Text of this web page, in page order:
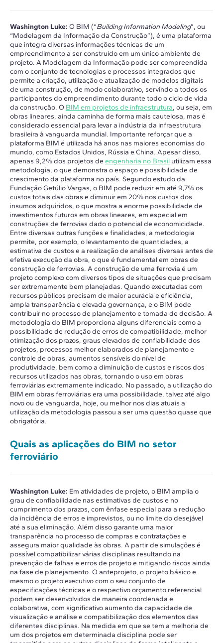
Washington Luke: O BIM (“Building Information Modeling”, ou
“Modelagem da Informação da Construção”), é uma plataforma
que integra diversas informações técnicas de um
empreendimento a ser construído em um único ambiente de
projeto. A Modelagem da Informação pode ser compreendida
com o conjunto de tecnologias e processos integrados que
permite a criação, utilização e atualização de modelos digitais
de uma construção, de modo colaborativo, servindo a todos os
participantes do empreendimento durante todo o ciclo de vida
da construção. O BIM em projetos de infraestrutura, ou seja, em
obras lineares, ainda caminha de forma mais cautelosa, mas é
considerado essencial para levar a indústria da infraestrutura
brasileira à vanguarda mundial. Importante reforçar que a
plataforma BIM é utilizada há anos nas maiores economias do
mundo, como Estados Unidos, Rússia e China. Apesar disso,
apenas 9,2% dos projetos de engenharia no Brasil utilizam essa
metodologia, o que demonstra o espaço e possibilidade de
crescimento da plataforma no país. Segundo estudo da
Fundação Getúlio Vargas, o BIM pode reduzir em até 9,7% os
custos totais das obras e diminuir em 20% nos custos dos
insumos adquiridos, o que mostra a enorme possibilidade de
investimentos futuros em obras lineares, em especial em
construções de ferrovias dado o potencial de economicidade.
Entre diversas outras funções e finalidades, a metodologia
permite, por exemplo, o levantamento de quantidades, a
estimativa de custos e a realização de análises diversas antes de
efetiva execução da obra, o que é fundamental em obras de
construção de ferrovias. A construção de uma ferrovia é um
projeto complexo com diversos tipos de situações que precisam
ser extremamente bem planejadas. Quando executadas com
recursos públicos precisam de maior acurácia e eficiência,
ampla transparência e elevada governança, e o BIM pode
contribuir no processo de planejamento e tomada de decisão. A
metodologia do BIM proporciona alguns diferenciais como a
possibilidade de redução de erros de compatibilidade, melhor
otimização dos prazos, graus elevados de confiabilidade dos
projetos, processos melhor elaborados de planejamento e
controle de obras, aumentos sensíveis do nível de
produtividade, bem como a diminuição de custos e riscos dos
recursos utilizados nas obras, tornando o uso em obras
ferroviárias extremamente indicado. No passado, a utilização do
BIM em obras ferroviárias era uma possibilidade, talvez até algo
novo ou de vanguarda, hoje, ou melhor nos dias atuais a
utilização da metodologia passou a ser uma questão quase que
obrigatória.
Quais as aplicações do BIM no setor
ferroviário
Washington Luke: Em atividades de projeto, o BIM amplia o
grau de confiabilidade nas estimativas de custos e no
cumprimento dos prazos, com ênfase especial para a redução
da incidência de erros e imprevistos, ou no limite do desejável
até a sua eliminação. Além disso garante uma maior
transparência no processo de compras e contratações e
assegura maior qualidade às obras. A partir de simulações é
possível compatibilizar várias disciplinas resultando na
prevenção de falhas e erros de projeto e mitigando riscos ainda
na fase de planejamento. O anteprojeto, o projeto básico e
mesmo o projeto executivo com o seu conjunto de
especificações técnicas e o respectivo orçamento referencial
podem ser desenvolvidos de maneira coordenada e
colaborativa, com significativo aumento da capacidade de
visualização e análise e compatibilização dos elementos das
diferentes disciplinas. Na medida em que se tem a melhoria de
um dos projetos em determinada disciplina pode ser